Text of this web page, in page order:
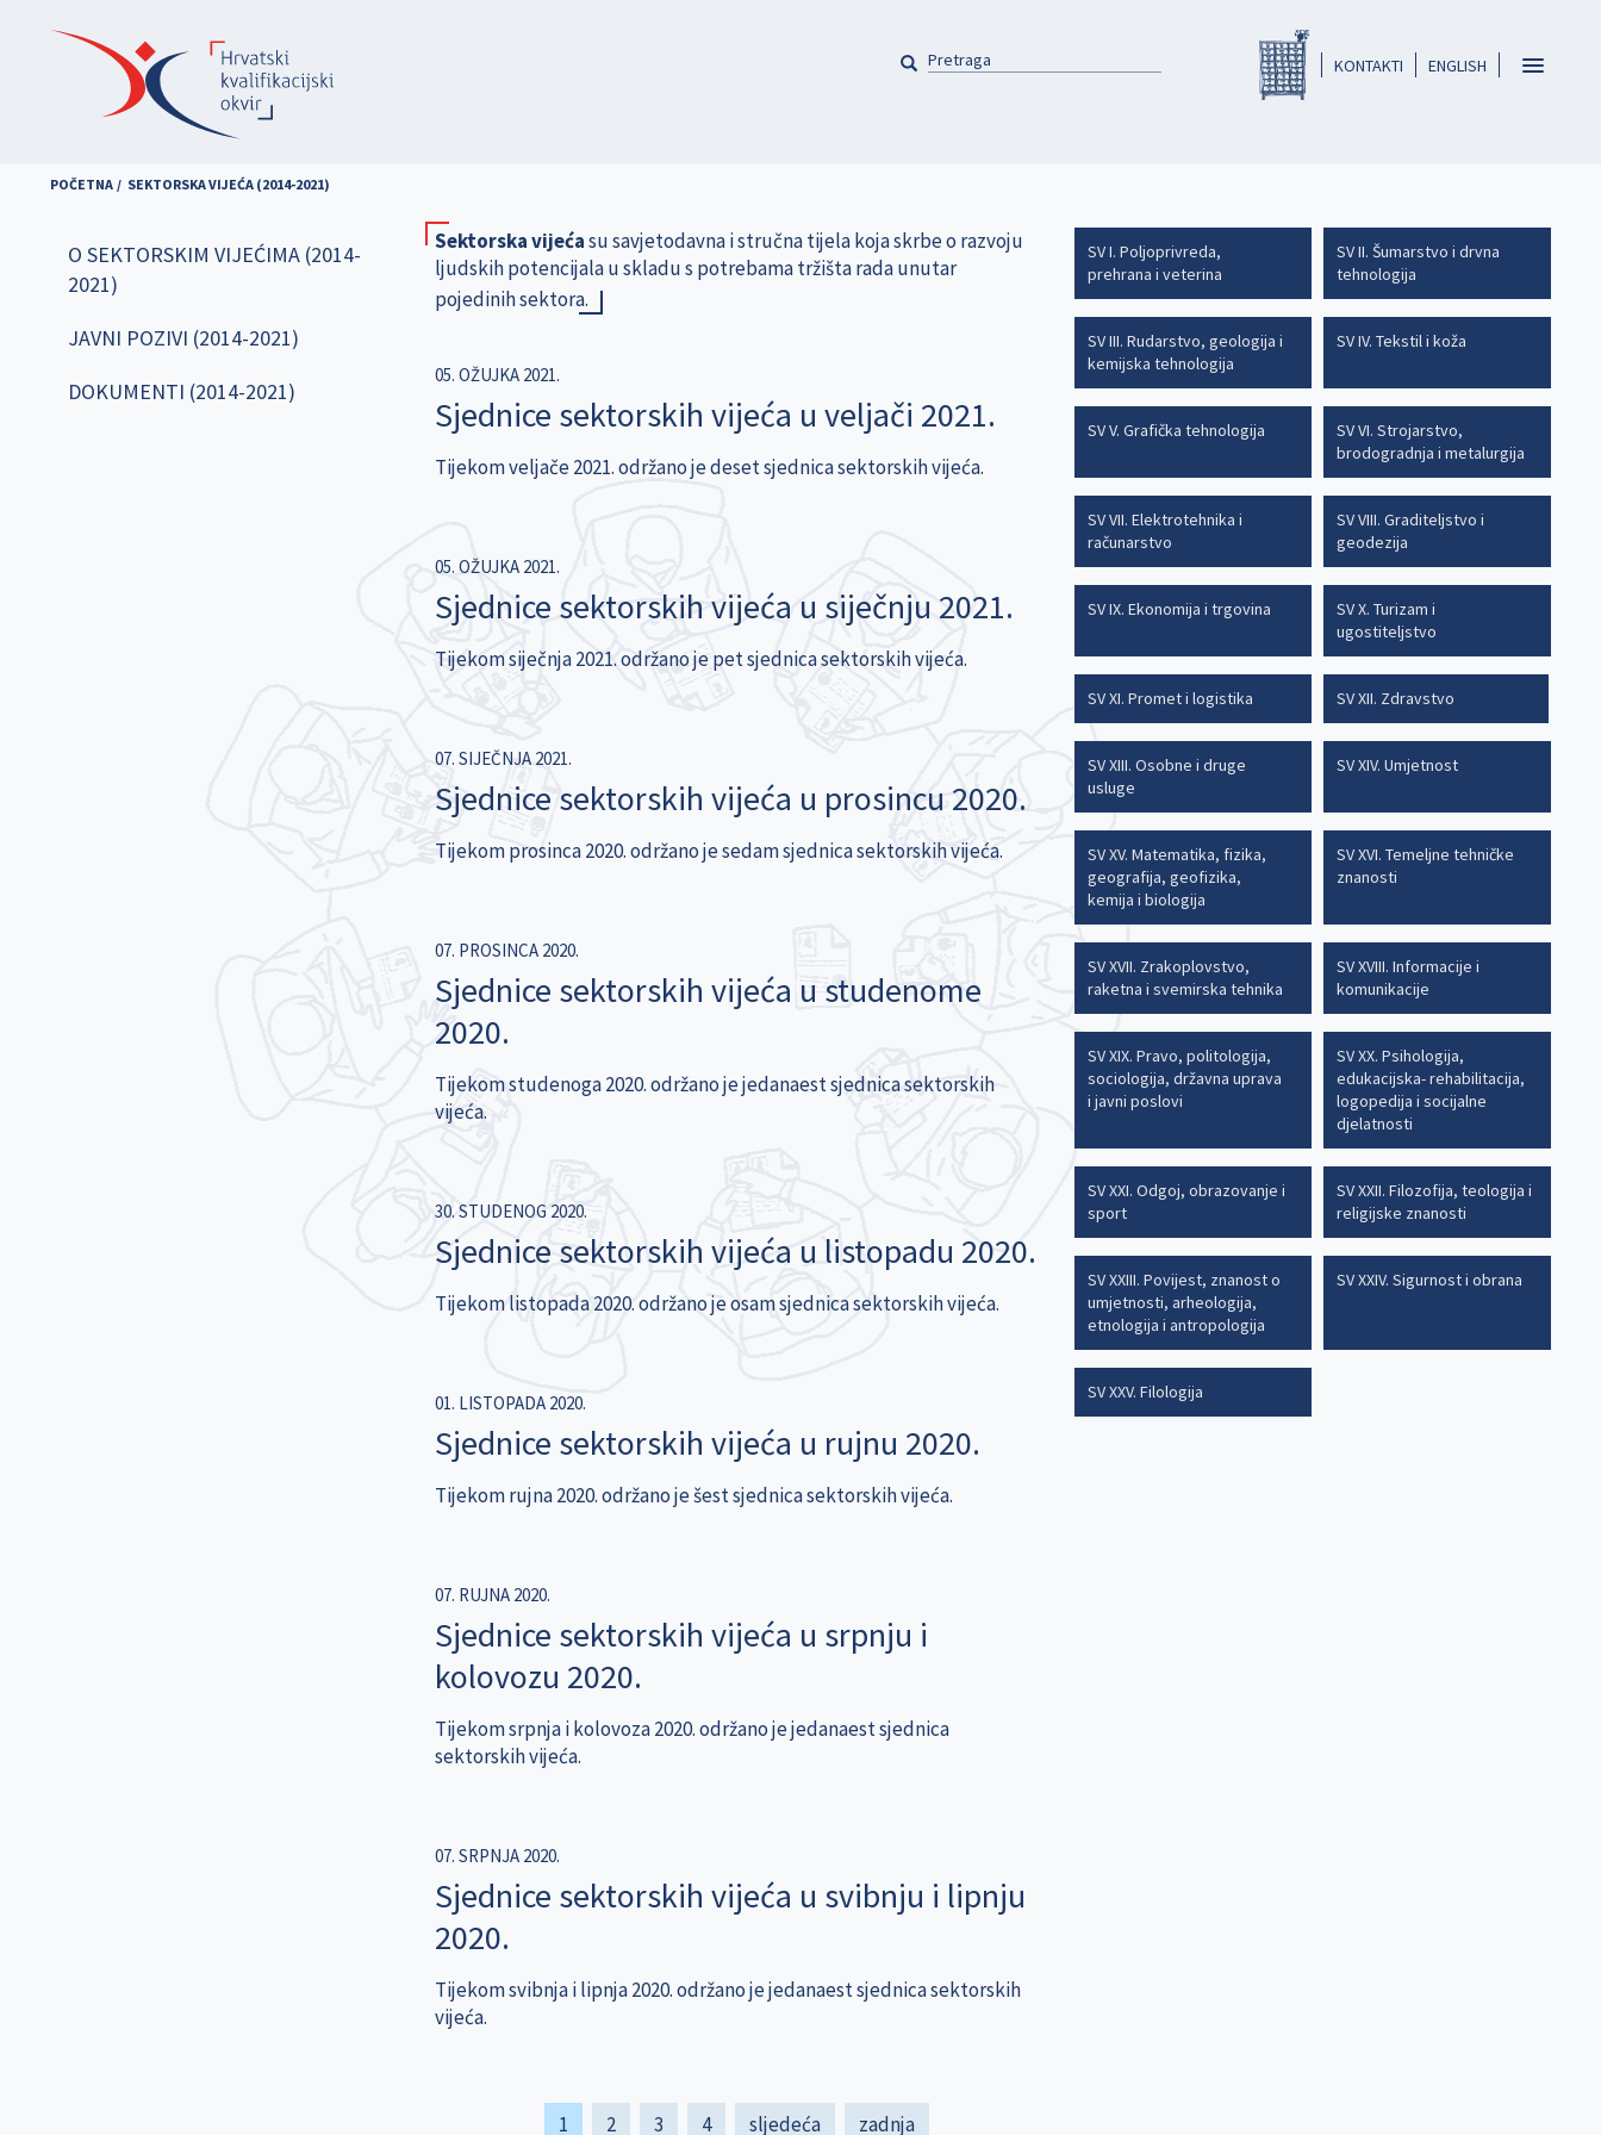
ENGLISH
headerKONTAKTI
PRETRAGA
Toggle
POČETNA SEKTORSKA VIJEĆA (2014-2021)
O SEKTORSKIM VIJEĆIMA (2014-
2021)
JAVNI POZIVI (2014-2021)
DOKUMENTI (2014-2021)
Sektorska vijećasu savjetodavna i stručna tijela koja skrbe o razvoju
ljudskih potencijala u skladu s potrebama tržišta rada unutar
pojedinih sektora.
05. OŽUJKA 2021.
Sjednice sektorskih vijeća u veljači 2021.
Tijekom veljače 2021. održano je deset sjednica sektorskih vijeća.
05. OŽUJKA 2021.
Sjednice sektorskih vijeća u siječnju 2021.
Tijekom siječnja 2021. održano je pet sjednica sektorskih vijeća.
07. SIJEČNJA 2021.
Sjednice sektorskih vijeća u prosincu 2020.
Tijekom prosinca 2020. održano je sedam sjednica sektorskih vijeća.
07. PROSINCA 2020.
Sjednice sektorskih vijeća u studenome
2020.
Tijekom studenoga 2020. održano je jedanaest sjednica sektorskih
vijeća.
30. STUDENOG 2020.
Sjednice sektorskih vijeća u listopadu 2020.
Tijekom listopada 2020. održano je osam sjednica sektorskih vijeća.
01. LISTOPADA 2020.
Sjednice sektorskih vijeća u rujnu 2020.
Tijekom rujna 2020. održano je šest sjednica sektorskih vijeća.
07. RUJNA 2020.
Sjednice sektorskih vijeća u srpnju i
kolovozu 2020.
Tijekom srpnja i kolovoza 2020. održano je jedanaest sjednica
sektorskih vijeća.
07. SRPNJA 2020.
Sjednice sektorskih vijeća u svibnju i lipnju
2020.
Tijekom svibnja i lipnja 2020. održano je jedanaest sjednica sektorskih
vijeća.
Current
1 Page
2 Page
3 Page
4 Next
sljedeća Last
zadnja
SV I. Poljoprivreda,
prehrana i veterina
SV II. Šumarstvo i drvna
tehnologija
SV III. Rudarstvo, geologija i
kemijska tehnologija
SV IV. Tekstil i koža
SV V. Grafička tehnologija
SV VI. Strojarstvo,
brodogradnja i metalurgija
SV VII. Elektrotehnika i
računarstvo
SV VIII. Graditeljstvo i
geodezija
SV IX. Ekonomija i trgovina
SV X. Turizam i
ugostiteljstvo
SV XI. Promet i logistika SV XII. Zdravstvo
SV XIII. Osobne i druge
usluge
SV XIV. Umjetnost
SV XV. Matematika, fizika,
geografija, geofizika,
kemija i biologija
SV XVI. Temeljne tehničke
znanosti
SV XVII. Zrakoplovstvo,
raketna i svemirska tehnika
SV XVIII. Informacije i
komunikacije
SV XIX. Pravo, politologija,
sociologija, državna uprava
i javni poslovi
SV XX. Psihologija,
edukacijska- rehabilitacija,
logopedija i socijalne
djelatnosti
SV XXI. Odgoj, obrazovanje i
sport
SV XXII. Filozofija, teologija i
religijske znanosti
SV XXIII. Povijest, znanost o
umjetnosti, arheologija,
etnologija i antropologija
SV XXIV. Sigurnost i obrana
SV XXV. Filologija